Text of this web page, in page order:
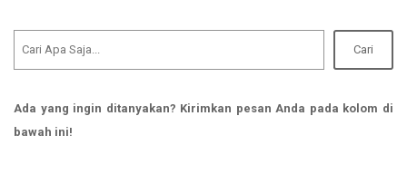
Cari
Ada yang ingin ditanyakan? Kirimkan pesan Anda pada kolom di
bawah ini!